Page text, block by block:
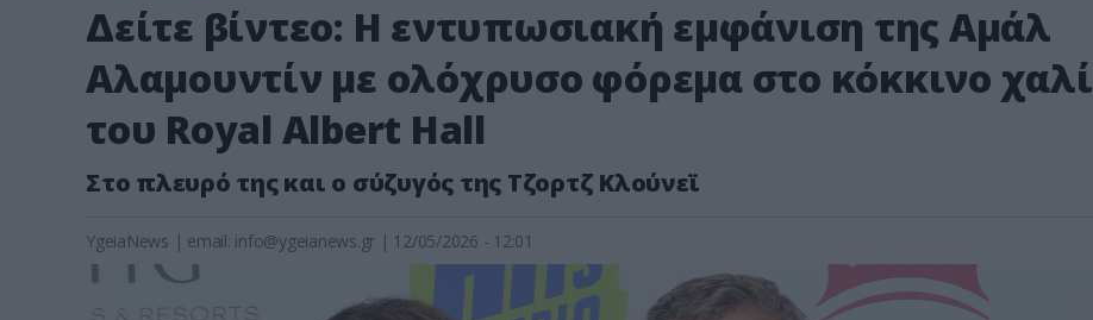
Δείτε βίντεο: Η εντυπωσιακή εμφάνιση της Αμάλ
Αλαμουντίν με ολόχρυσο φόρεμα στο κόκκινο χαλί
του Royal Albert Hall
Στο πλευρό της και ο σύζυγός της Τζορτζ Κλούνεϊ
YgeiaNews | email: info@ygeianews.gr | 12/05/2026 - 12:01